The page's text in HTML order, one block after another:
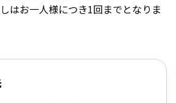
はお一人様につき1回までとなりま